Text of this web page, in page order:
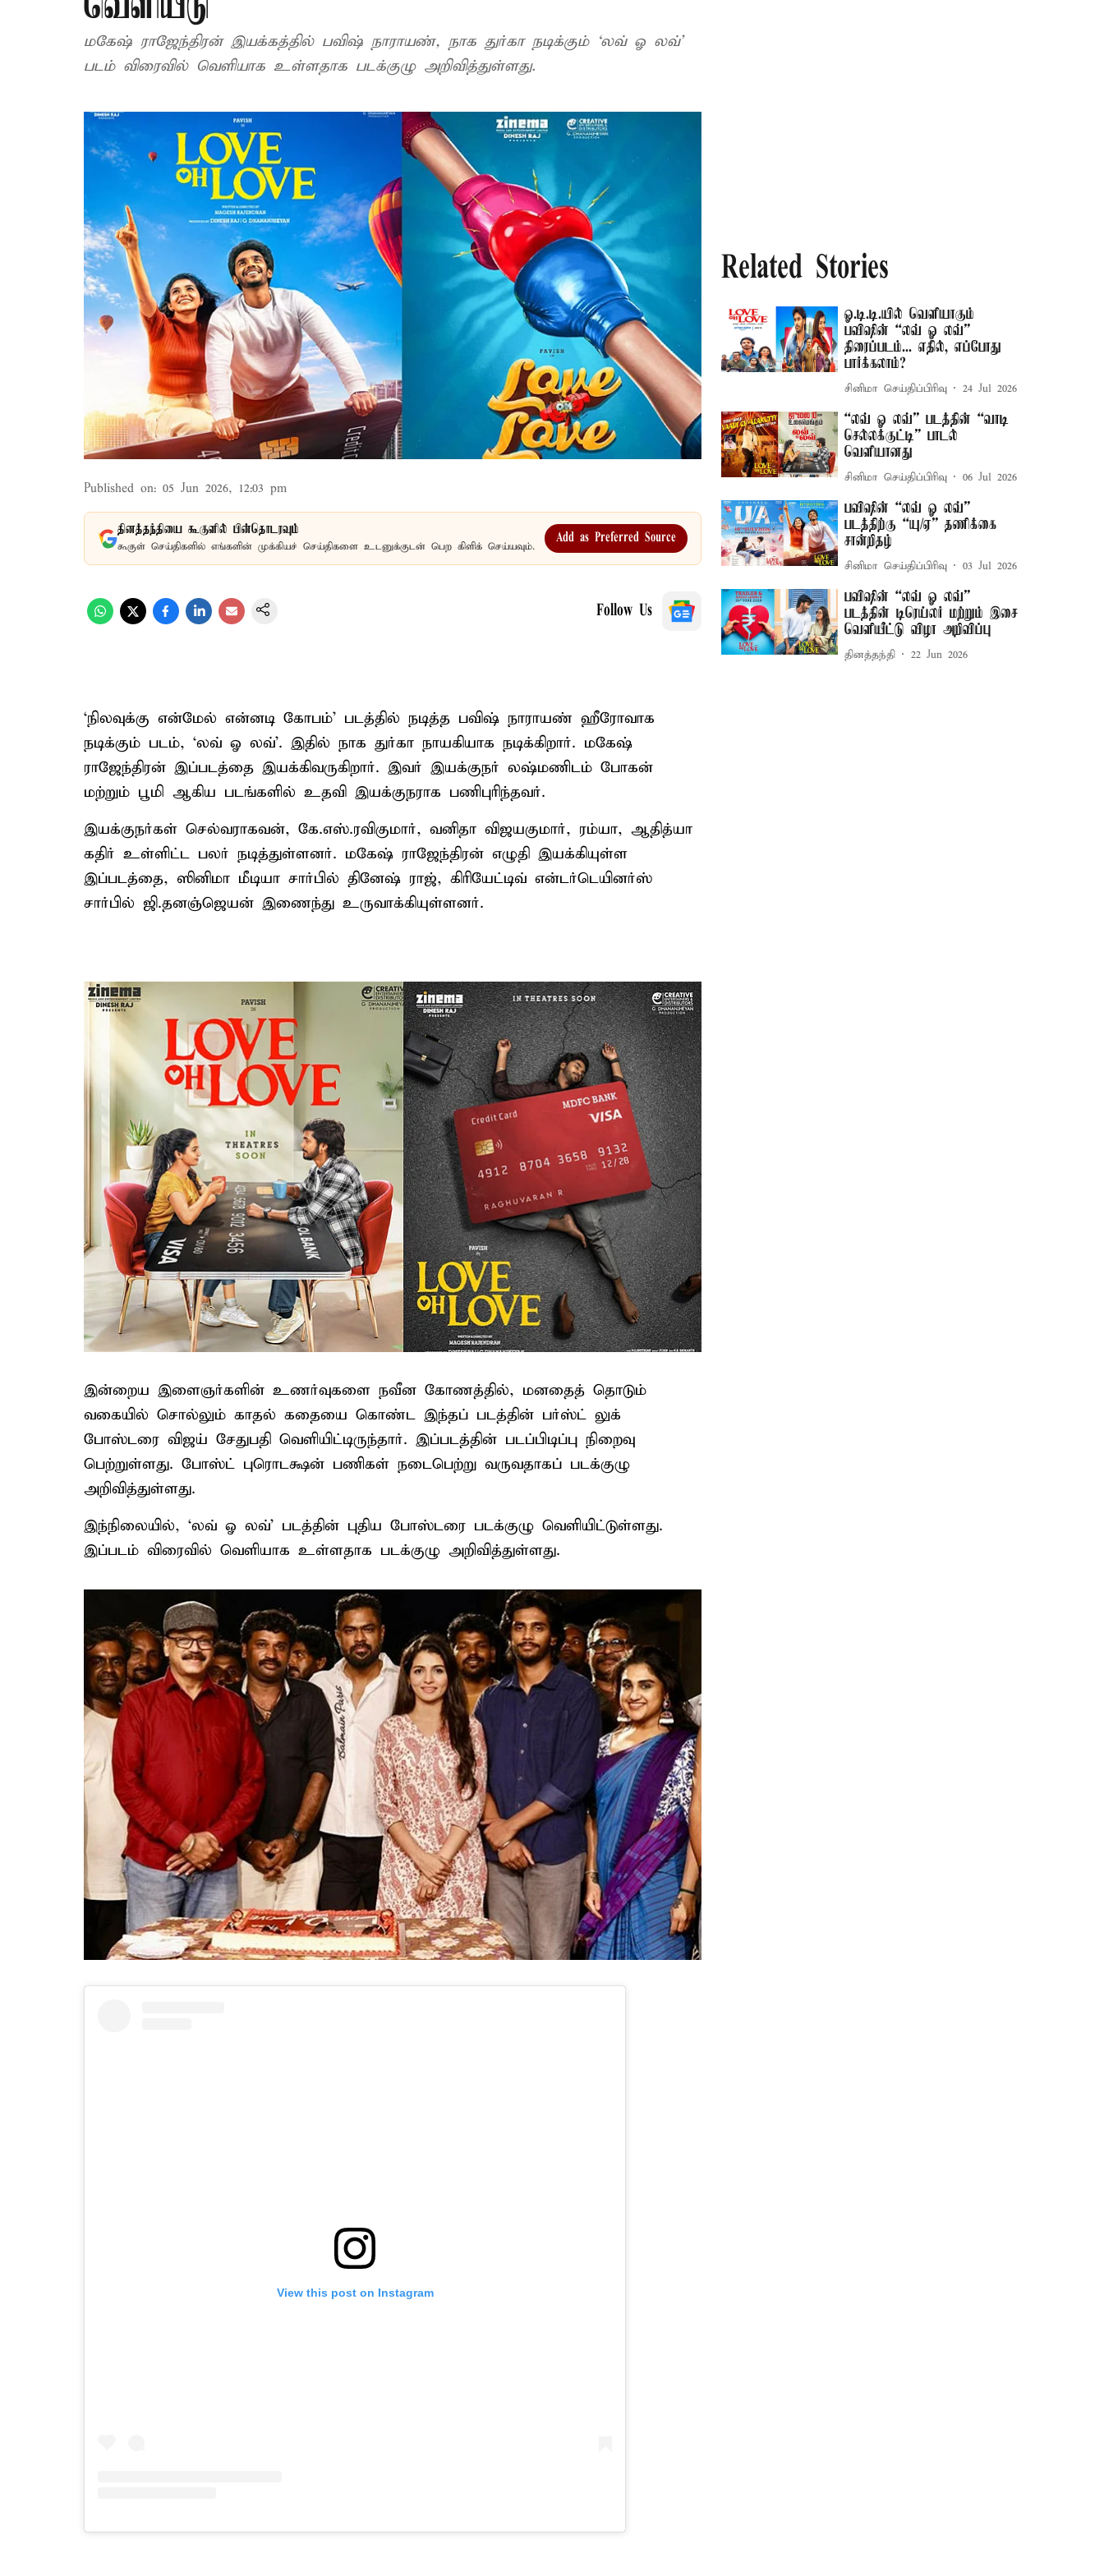
மகேஷ் ராஜேந்திரன் இயக்கத்தில் பவிஷ் நாராயண், நாக துர்கா நடிக்கும் ‘லவ் ஓ லவ்’
படம் விரைவில் வெளியாக உள்ளதாக படக்குழு அறிவித்துள்ளது.
Published on: 05 Jun 2026, 12:03 pm
தினத்தந்தியை கூகுளில் பின்தொடரவும்
கூகுள் செய்திகளில் எங்களின் முக்கியச் செய்திகளை உடனுக்குடன் பெற கிளிக் செய்யவும்.
Add as Preferred Source
Follow Us
‘நிலவுக்கு என்மேல் என்னடி கோபம்’ படத்தில் நடித்த பவிஷ் நாராயண் ஹீரோவாக
நடிக்கும் படம், ‘லவ் ஓ லவ்’. இதில் நாக துர்கா நாயகியாக நடிக்கிறார். மகேஷ்
ராஜேந்திரன் இப்படத்தை இயக்கிவருகிறார். இவர் இயக்குநர் லஷ்மணிடம் போகன்
மற்றும் பூமி ஆகிய படங்களில் உதவி இயக்குநராக பணிபுரிந்தவர்.
இயக்குநர்கள் செல்வராகவன், கே.எஸ்.ரவிகுமார், வனிதா விஜயகுமார், ரம்யா, ஆதித்யா
கதிர் உள்ளிட்ட பலர் நடித்துள்ளனர். மகேஷ் ராஜேந்திரன் எழுதி இயக்கியுள்ள
இப்படத்தை, ஸினிமா மீடியா சார்பில் தினேஷ் ராஜ், கிரியேட்டிவ் என்டர்டெயினர்ஸ்
சார்பில் ஜி.தனஞ்ஜெயன் இணைந்து உருவாக்கியுள்ளனர்.
இன்றைய இளைஞர்களின் உணர்வுகளை நவீன கோணத்தில், மனதைத் தொடும்
வகையில் சொல்லும் காதல் கதையை கொண்ட இந்தப் படத்தின் பர்ஸ்ட் லுக்
போஸ்டரை விஜய் சேதுபதி வெளியிட்டிருந்தார். இப்படத்தின் படப்பிடிப்பு நிறைவு
பெற்றுள்ளது. போஸ்ட் புரொடக்ஷன் பணிகள் நடைபெற்று வருவதாகப் படக்குழு
அறிவித்துள்ளது.
இந்நிலையில், ‘லவ் ஓ லவ்’ படத்தின் புதிய போஸ்டரை படக்குழு வெளியிட்டுள்ளது.
இப்படம் விரைவில் வெளியாக உள்ளதாக படக்குழு அறிவித்துள்ளது.
View this post on Instagram
Related Stories
ஓ.டி.டி.யில் வெளியாகும்
பவிஷின் “லவ் ஓ லவ்”
திரைப்படம்... எதில், எப்போது
பார்க்கலாம்?
சினிமா செய்திப்பிரிவு 24 Jul 2026
“லவ் ஓ லவ்” படத்தின் “வாடி
செல்லக்குட்டி” பாடல்
வெளியானது
சினிமா செய்திப்பிரிவு 06 Jul 2026
பவிஷின் “லவ் ஓ லவ்”
படத்திற்கு “யு/ஏ” தணிக்கை
சான்றிதழ்
சினிமா செய்திப்பிரிவு 03 Jul 2026
பவிஷின் “லவ் ஓ லவ்”
படத்தின் டிரெய்லர் மற்றும் இசை
வெளியீட்டு விழா அறிவிப்பு
தினத்தந்தி 22 Jun 2026